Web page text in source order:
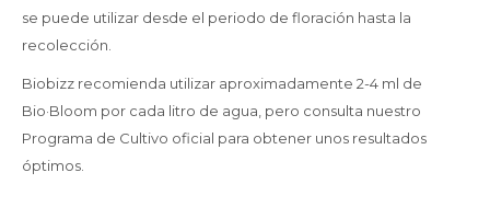
se puede utilizar desde el periodo de floración hasta la
recolección.
Biobizz recomienda utilizar aproximadamente 2-4 ml de
Bio·Bloom por cada litro de agua, pero consulta nuestro
Programa de Cultivo oficial para obtener unos resultados
óptimos.